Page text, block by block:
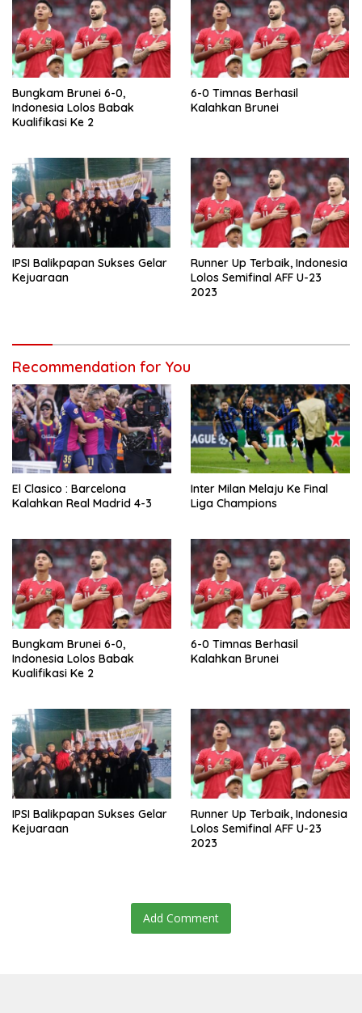
Bungkam Brunei 6-0,
Indonesia Lolos Babak
Kualifikasi Ke 2
6-0 Timnas Berhasil
Kalahkan Brunei
IPSI Balikpapan Sukses Gelar
Kejuaraan
Runner Up Terbaik, Indonesia
Lolos Semifinal AFF U-23
2023
Recommendation for You
El Clasico : Barcelona
Kalahkan Real Madrid 4-3
Inter Milan Melaju Ke Final
Liga Champions
Bungkam Brunei 6-0,
Indonesia Lolos Babak
Kualifikasi Ke 2
6-0 Timnas Berhasil
Kalahkan Brunei
IPSI Balikpapan Sukses Gelar
Kejuaraan
Runner Up Terbaik, Indonesia
Lolos Semifinal AFF U-23
2023
Add Comment